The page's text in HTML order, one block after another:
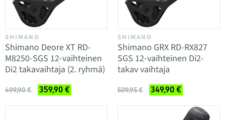
SHIMANO
Shimano Deore XT RD-
M8250-SGS 12-vaihteinen
Di2 takavaihtaja (2. ryhmä)
499,90 € 359,90 €
SHIMANO
Shimano GRX RD-RX827
SGS 12-vaihteinen Di2-
takav vaihtaja
509,95 € 349,90 €